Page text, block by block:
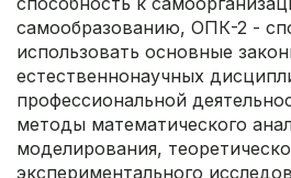
самообразованию, ОПК-2 -
использовать основные
естественнонаучных
профессиональной
методы математического
моделирования,
экспериментального